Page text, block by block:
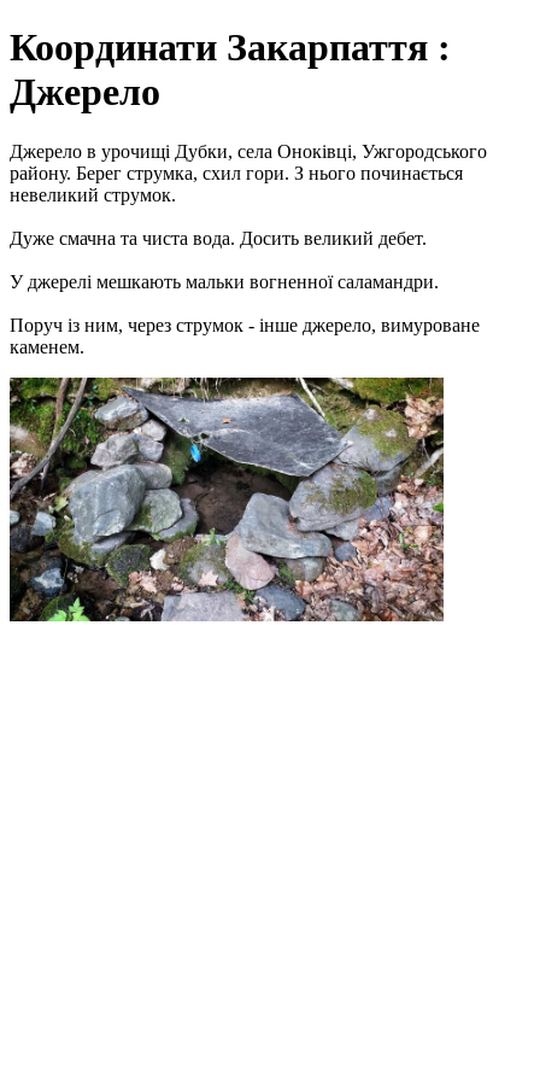
Координати Закарпаття :
Джерело
Джерело в урочищі Дубки, села Оноківці, Ужгородського
району. Берег струмка, схил гори. З нього починається
невеликий струмок.
Дуже смачна та чиста вода. Досить великий дебет.
У джерелі мешкають мальки вогненної саламандри.
Поруч із ним, через струмок - інше джерело, вимуроване
каменем.